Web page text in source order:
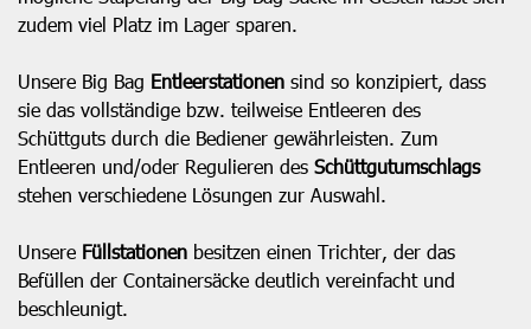
zudem viel Platz im Lager sparen.
Unsere Big Bag Entleerstationen sind so konzipiert, dass
sie das vollständige bzw. teilweise Entleeren des
Schüttguts durch die Bediener gewährleisten. Zum
Entleeren und/oder Regulieren des Schüttgutumschlags
stehen verschiedene Lösungen zur Auswahl.
Unsere Füllstationen besitzen einen Trichter, der das
Befüllen der Containersäcke deutlich vereinfacht und
beschleunigt.